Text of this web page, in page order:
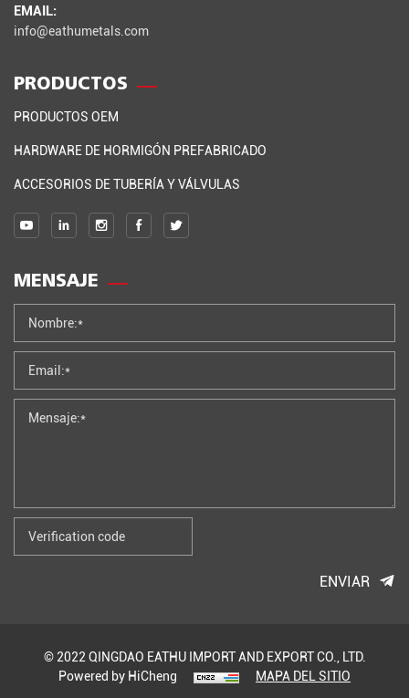
EMAIL:
info@eathumetals.com
PRODUCTOS
PRODUCTOS OEM
HARDWARE DE HORMIGÓN PREFABRICADO
ACCESORIOS DE TUBERÍA Y VÁLVULAS
MENSAJE
ENVIAR
© 2022 QINGDAO EATHU IMPORT AND EXPORT CO., LTD.
Powered by HiCheng
MAPA DEL SITIO